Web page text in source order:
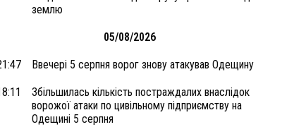
землю
05/08/2026
Ввечері 5 серпня ворог знову атакував Одещину
Збільшилась кількість постраждалих внаслідок
ворожої атаки по цивільному підприємству на
Одещині 5 серпня